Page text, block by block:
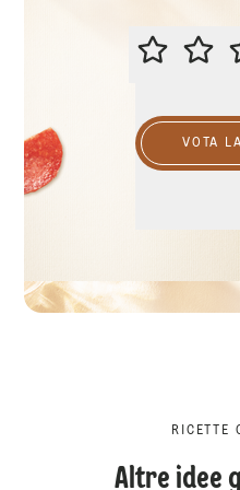
VOTA
RICETTE
Altre idee